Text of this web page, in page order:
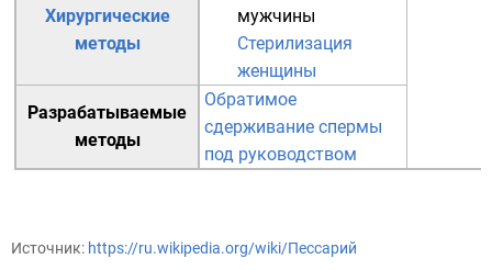
Хирургические
методы
мужчины
Стерилизация
женщины
Разрабатываемые
методы
Обратимое
сдерживание спермы
под руководством
Источник: https://ru.wikipedia.org/wiki/Пессарий